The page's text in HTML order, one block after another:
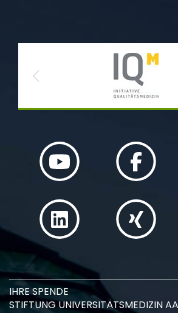
Previous
IHRE SPENDE
STIFTUNG UNIVERSITÄTSMEDIZIN